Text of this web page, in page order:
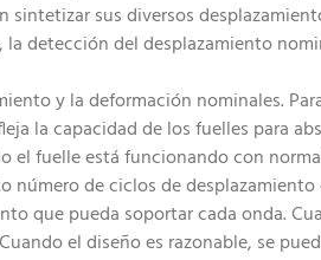
sus diversos
detección del desplazamiento
y la deformación nominales.
la capacidad de los fuelles para
fuelle está funcionando con
de ciclos de
que pueda soportar cada onda.
el diseño es razonable, se